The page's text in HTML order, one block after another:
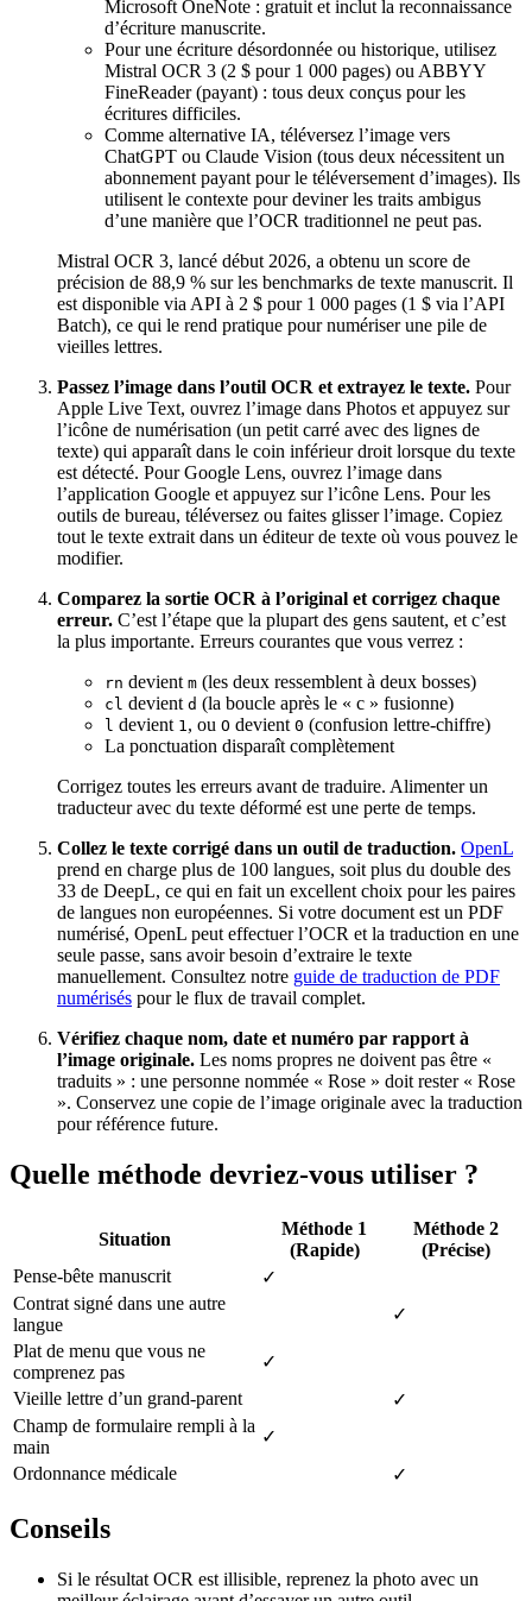
Microsoft OneNote : gratuit et inclut la reconnaissance
d’écriture manuscrite.
Pour une écriture désordonnée ou historique, utilisez
Mistral OCR 3 (2 $ pour 1 000 pages) ou ABBYY
FineReader (payant) : tous deux conçus pour les
écritures difficiles.
Comme alternative IA, téléversez l’image vers
ChatGPT ou Claude Vision (tous deux nécessitent un
abonnement payant pour le téléversement d’images). Ils
utilisent le contexte pour deviner les traits ambigus
d’une manière que l’OCR traditionnel ne peut pas.
Mistral OCR 3, lancé début 2026, a obtenu un score de
précision de 88,9 % sur les benchmarks de texte manuscrit. Il
est disponible via API à 2 $ pour 1 000 pages (1 $ via l’API
Batch), ce qui le rend pratique pour numériser une pile de
vieilles lettres.
Passez l’image dans l’outil OCR et extrayez le texte. Pour
Apple Live Text, ouvrez l’image dans Photos et appuyez sur
l’icône de numérisation (un petit carré avec des lignes de
texte) qui apparaît dans le coin inférieur droit lorsque du texte
est détecté. Pour Google Lens, ouvrez l’image dans
l’application Google et appuyez sur l’icône Lens. Pour les
outils de bureau, téléversez ou faites glisser l’image. Copiez
tout le texte extrait dans un éditeur de texte où vous pouvez le
modifier.
Comparez la sortie OCR à l’original et corrigez chaque
erreur. C’est l’étape que la plupart des gens sautent, et c’est
la plus importante. Erreurs courantes que vous verrez :
rn devient m (les deux ressemblent à deux bosses)
cl devient d (la boucle après le « c » fusionne)
l devient 1 , ou O devient 0 (confusion lettre-chiffre)
La ponctuation disparaît complètement
Corrigez toutes les erreurs avant de traduire. Alimenter un
traducteur avec du texte déformé est une perte de temps.
Collez le texte corrigé dans un outil de traduction. OpenL
prend en charge plus de 100 langues, soit plus du double des
33 de DeepL, ce qui en fait un excellent choix pour les paires
de langues non européennes. Si votre document est un PDF
numérisé, OpenL peut effectuer l’OCR et la traduction en une
seule passe, sans avoir besoin d’extraire le texte
manuellement. Consultez notre guide de traduction de PDF
numérisés pour le flux de travail complet.
Vérifiez chaque nom, date et numéro par rapport à
l’image originale. Les noms propres ne doivent pas être «
traduits » : une personne nommée « Rose » doit rester « Rose
». Conservez une copie de l’image originale avec la traduction
pour référence future.
Quelle méthode devriez-vous utiliser ?
Situation
Méthode 1
(Rapide)
Méthode 2
(Précise)
Pense-bête manuscrit
✓
Contrat signé dans une autre
langue
✓
Plat de menu que vous ne
comprenez pas
✓
Vieille lettre d’un grand-parent
✓
Champ de formulaire rempli à la
main
✓
Ordonnance médicale
✓
Conseils
Si le résultat OCR est illisible, reprenez la photo avec un